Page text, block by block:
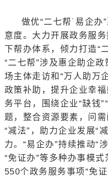
做优“二七帮˙易企办
意度。大力开展政务服
下帮办体系，倾力打造“
“二七帮”涉及惠企助企
场主体走访和“万人助万
政策补助，提升企业幸
务平台，围绕企业“缺钱
题，整合资源要素，问
“减法”，助力企业发展“
力。“易企办”持续推动“
“免证办”等多种办事模
550个政务服务事项“免